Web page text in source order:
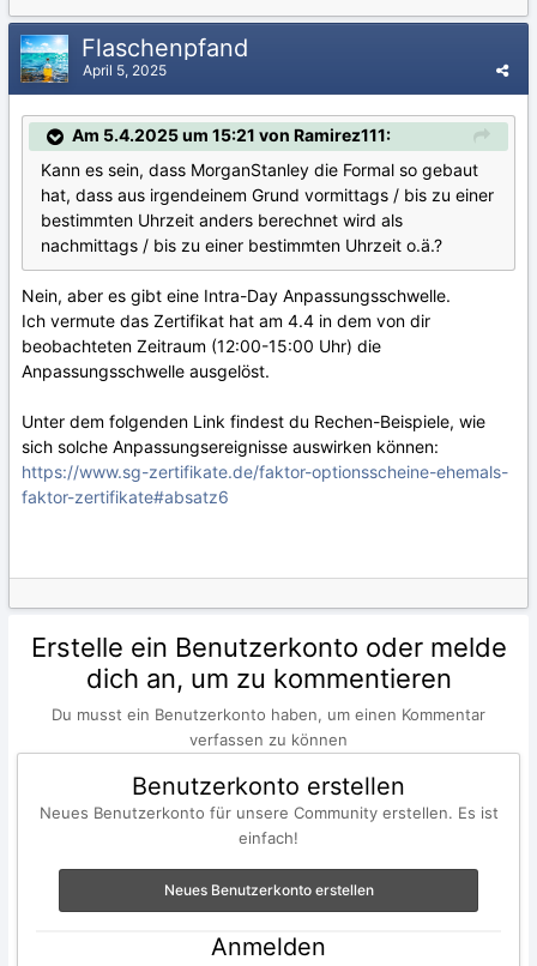
Flaschenpfand
April 5, 2025
Am 5.4.2025 um 15:21 von Ramirez111:
Kann es sein, dass MorganStanley die Formal so gebaut
hat, dass aus irgendeinem Grund vormittags / bis zu einer
bestimmten Uhrzeit anders berechnet wird als
nachmittags / bis zu einer bestimmten Uhrzeit o.ä.?
Nein, aber es gibt eine Intra-Day Anpassungsschwelle.
Ich vermute das Zertifikat hat am 4.4 in dem von dir
beobachteten Zeitraum (12:00-15:00 Uhr) die
Anpassungsschwelle ausgelöst.
Unter dem folgenden Link findest du Rechen-Beispiele, wie
sich solche Anpassungsereignisse auswirken können:
https://www.sg-zertifikate.de/faktor-optionsscheine-ehemals-
faktor-zertifikate#absatz6
Erstelle ein Benutzerkonto oder melde
dich an, um zu kommentieren
Du musst ein Benutzerkonto haben, um einen Kommentar
verfassen zu können
Benutzerkonto erstellen
Neues Benutzerkonto für unsere Community erstellen. Es ist
einfach!
Neues Benutzerkonto erstellen
Anmelden